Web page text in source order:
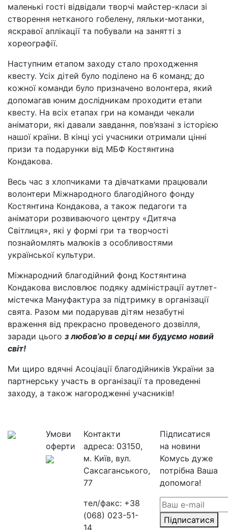
маленькі гості відвідали творчі майстер-класи зі
створення нетканого гобелену, ляльки-мотанки,
яскравої аплікації та побували на занятті з
хореографії.
Наступним етапом заходу стало проходження
квесту. Усіх дітей було поділено на 6 команд; до
кожної команди було призначено волонтера, який
допомагав юним дослідникам проходити етапи
квесту. На всіх етапах гри на команди чекали
аніматори, які давали завдання, пов’язані з історією
нашої країни. В кінці усі учасники отримали цінні
призи та подарунки від МБФ Костянтина
Кондакова.
Весь час з хлопчиками та дівчатками працювали
волонтери Міжнародного благодійного фонду
Костянтина Кондакова, а також педагоги та
аніматори розвиваючого центру «Дитяча
Світлиця», які у формі гри та творчості
познайомлять малюків з особливостями
української культури.
Міжнародний благодійний фонд Костянтина
Кондакова висловлює подяку адміністрації аутлет-
містечка Мануфактура за підтримку в організації
свята. Разом ми подарував дітям незабутні
враження від прекрасно проведеного дозвілля,
заради цього з любов’ю в серці ми будуємо новий
світ!
Ми щиро вдячні Асоціації благодійників України за
партнерську участь в організації та проведенні
заходу, а також нагородженні учасників!
Умови
оферти
Контакти
адреса: 03150,
м. Київ, вул.
Саксаганського,
77
тел/факс: +38
(068) 023-51-
14
Підписатися
на новини
Комусь дуже
потрібна Ваша
допомога!
Підписатися